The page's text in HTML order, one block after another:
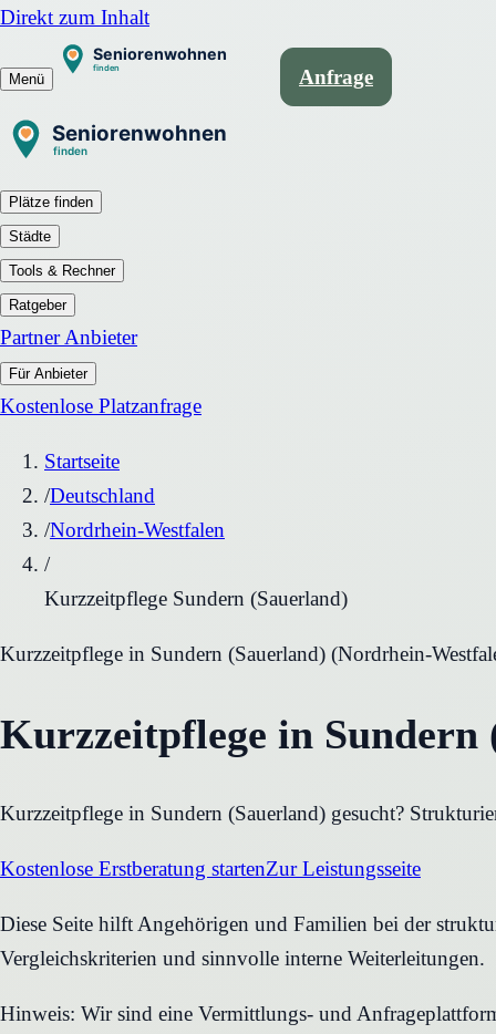
Direkt zum Inhalt
Menü Anfrage
Plätze finden
Städte
Tools & Rechner
Ratgeber
Partner Anbieter
Für Anbieter
Kostenlose Platzanfrage
Startseite
/Deutschland
/Nordrhein-Westfalen
/
Kurzzeitpflege Sundern (Sauerland)
Kurzzeitpflege in Sundern (Sauerland) (Nordrhein-
Kurzzeitpflege in
Kurzzeitpflege in Sundern (Sauerland) gesucht?
Kostenlose Erstberatung startenZur Leistungsseite
Diese Seite hilft Angehörigen und Familien bei der
Vergleichskriterien und sinnvolle interne Weiterleitungen.
Hinweis: Wir sind eine Vermittlungs- und